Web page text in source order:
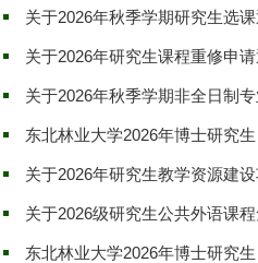
关于2026年秋季学期研究生选
关于2026年研究生课程重修申
关于2026年秋季学期非全日制
东北林业大学2026年博士研究
关于2026年研究生教学资源建
关于2026级研究生公共外语课
东北林业大学2026年博士研究